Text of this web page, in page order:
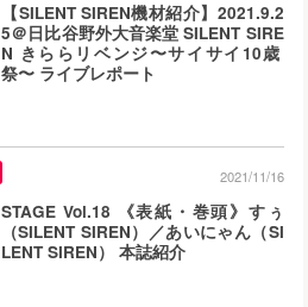
【SILENT SIREN機材紹介】2021.9.2
5＠日比谷野外大音楽堂 SILENT SIRE
N きららリベンジ〜サイサイ10歳
祭〜 ライブレポート
STAGE Vol.18 《表紙・巻頭》すぅ
（SILENT SIREN）／あいにゃん（SI
LENT SIREN） 本誌紹介
2021/11/16